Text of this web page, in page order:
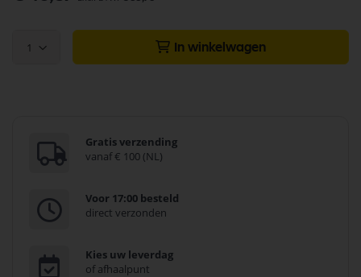
1 In winkelwagen
Gratis verzending
vanaf € 100 (NL)
Voor 17:00 besteld
direct verzonden
Kies uw leverdag
of afhaalpunt